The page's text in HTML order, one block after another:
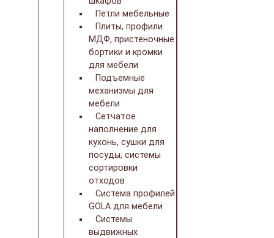
Петли мебельные
Плиты, профили
МДФ, пристеночные
бортики и кромки
для мебели
Подъемные
механизмы для
мебели
Сетчатое
наполнение для
кухонь, сушки для
посуды, системы
сортировки
отходов
Система профилей
GOLA для мебели
Системы
выдвижных